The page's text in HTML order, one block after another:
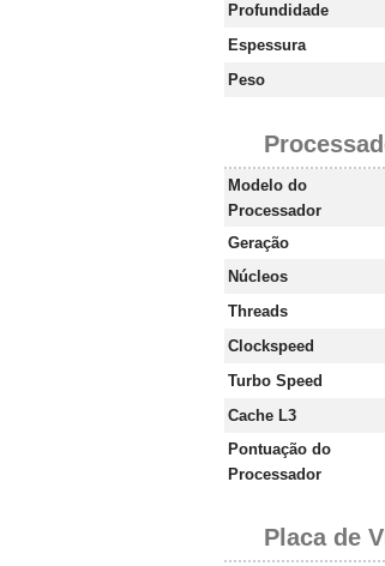
Profundidade
Espessura
Peso
Modelo do
Processador
Geração
Núcleos
Threads
Clockspeed
Turbo Speed
Cache L3
Pontuação do
Processador
Placa de